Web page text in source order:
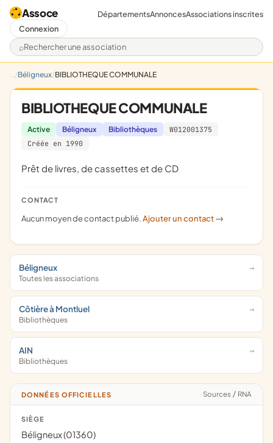
Assoce
Rechercher une association
DépartementsAnnoncesAssociations inscrites
Connexion
Béligneux BIBLIOTHEQUE COMMUNALE
BIBLIOTHEQUE COMMUNALE
Active Béligneux Bibliothèques
W012001375
Créée en 1990
prêt de livres, de cassettes et de CD
CONTACT
Aucun moyen de contact publié.Ajouter un contact ->
Béligneux
Toutes les associations
Côtière à Montluel
Bibliothèques
AIN
Bibliothèques
DONNÉES OFFICIELLES Sources / RNA
SIÈGE
Béligneux (01360)